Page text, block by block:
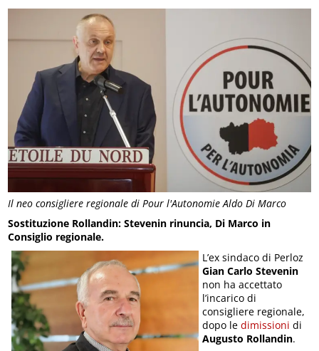
Il neo consigliere regionale di Pour l'Autonomie Aldo Di Marco
Sostituzione Rollandin: Stevenin rinuncia, Di Marco in
Consiglio regionale.
L’ex sindaco di Perloz
Gian Carlo Stevenin
non ha accettato
l’incarico di
consigliere regionale,
dopo ledimissioni di
Augusto Rollandin.